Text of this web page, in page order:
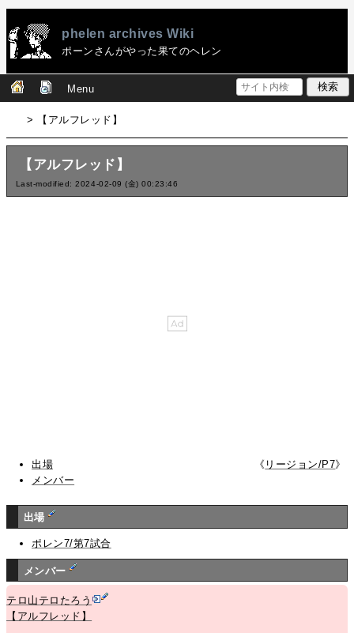
phelen archives Wiki
ポーンさんがやった果てのヘレン
Menu
> 【アルフレッド】
【アルフレッド】
Last-modified: 2024-02-09 (金) 00:23:46
出場
メンバー
《 リージョン/P7》
出場
ポレン7/第7試合
メンバー
テロ山テロたろう
【アルフレッド】